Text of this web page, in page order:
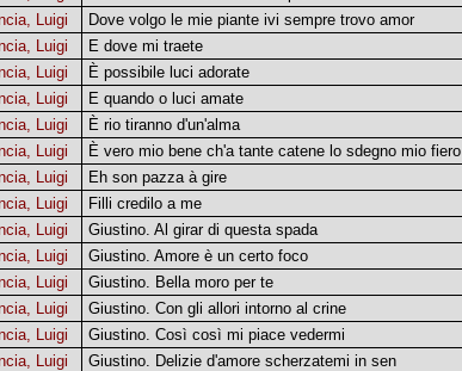
Luigi
Dove volgo le mie piante ivi sempre trovo amor
Luigi
E dove mi traete
Luigi
È possibile luci adorate
Luigi
E quando o luci amate
Luigi
È rio tiranno d'un'alma
Luigi
È vero mio bene ch'a tante catene lo sdegno mio fiero
Luigi
Eh son pazza à gire
Luigi
Filli credilo a me
Luigi
Giustino. Al girar di questa spada
Luigi
Giustino. Amore è un certo foco
Luigi
Giustino. Bella moro per te
Luigi
Giustino. Con gli allori intorno al crine
Luigi
Giustino. Così così mi piace vedermi
Luigi
Giustino. Delizie d'amore scherzatemi in sen